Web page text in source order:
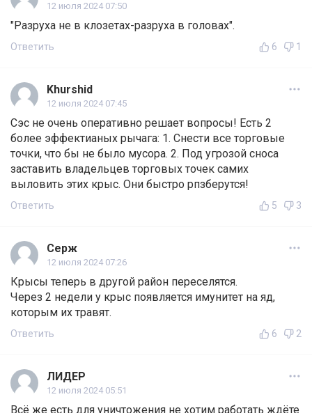
12 июля 2024 07:50
"Разруха не в клозетах-разруха в головах".
Ответить 6 1
Khurshid
12 июля 2024 07:45
Сэс не очень оперативно решает вопросы! Есть 2
более эффектианых рычага: 1. Снести все торговые
точки, что бы не было мусора. 2. Под угрозой сноса
заставить владельцев торговых точек самих
выловить этих крыс. Они быстро рпзберутся!
Ответить 5 3
Серж
12 июля 2024 07:26
Крысы теперь в другой район переселятся.
Через 2 недели у крыс появляется имунитет на яд,
которым их травят.
Ответить 6 2
ЛИДЕР
12 июля 2024 05:51
Всё же есть для уничтожения не хотим работать ждёте